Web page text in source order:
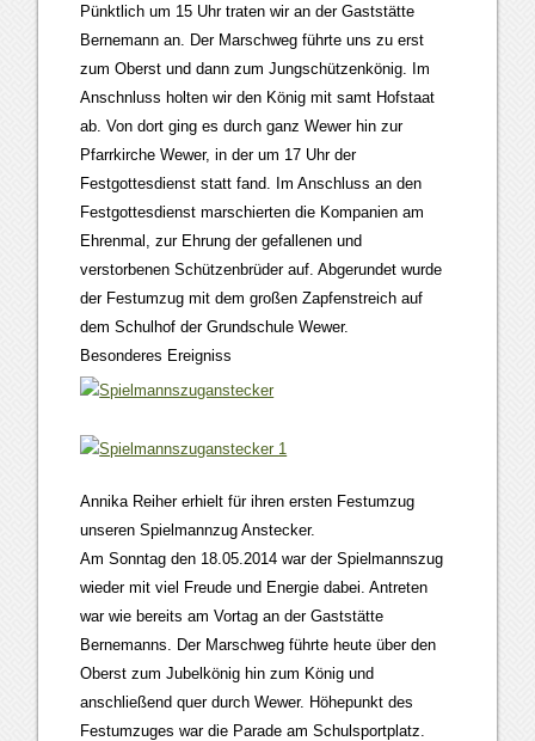
Pünktlich um 15 Uhr traten wir an der Gaststätte
Bernemann an. Der Marschweg führte uns zu erst
zum Oberst und dann zum Jungschützenkönig. Im
Anschnluss holten wir den König mit samt Hofstaat
ab. Von dort ging es durch ganz Wewer hin zur
Pfarrkirche Wewer, in der um 17 Uhr der
Festgottesdienst statt fand. Im Anschluss an den
Festgottesdienst marschierten die Kompanien am
Ehrenmal, zur Ehrung der gefallenen und
verstorbenen Schützenbrüder auf. Abgerundet wurde
der Festumzug mit dem großen Zapfenstreich auf
dem Schulhof der Grundschule Wewer.
Besonderes Ereigniss
Annika Reiher erhielt für ihren ersten Festumzug
unseren Spielmannzug Anstecker.
Am Sonntag den 18.05.2014 war der Spielmannszug
wieder mit viel Freude und Energie dabei. Antreten
war wie bereits am Vortag an der Gaststätte
Bernemanns. Der Marschweg führte heute über den
Oberst zum Jubelkönig hin zum König und
anschließend quer durch Wewer. Höhepunkt des
Festumzuges war die Parade am Schulsportplatz.